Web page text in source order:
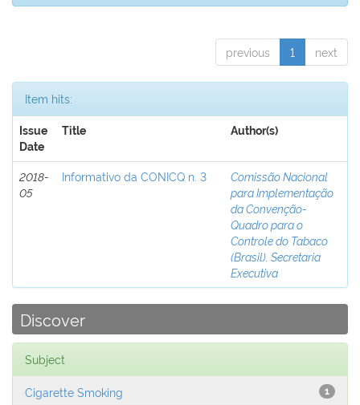
previous 1 next
Item hits:
Issue
Date
Title Author(s)
2018-
05
Informativo da CONICQ n. 3
Comissão Nacional
para Implementação
da Convenção-
Quadro para o
Controle do Tabaco
(Brasil). Secretaria
Executiva
Discover
Subject
1
Cigarette Smoking